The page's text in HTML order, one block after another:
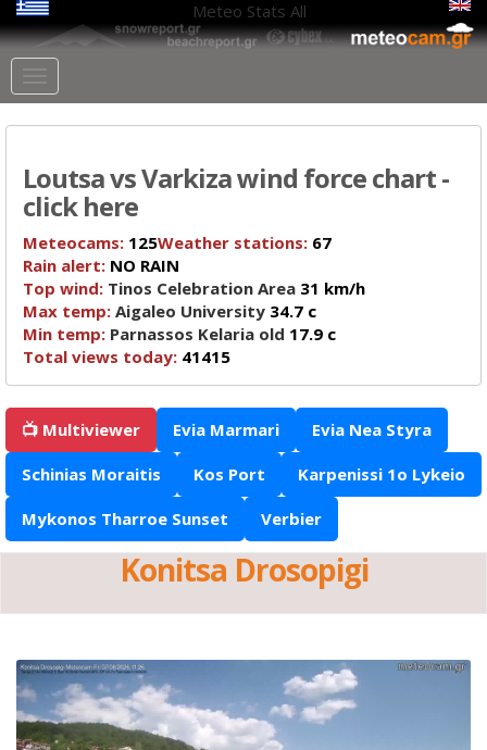
Meteo Stats All
Loutsa vs Varkiza wind force chart -
click here
Meteocams: 125Weather stations: 67
Rain alert: NO RAIN
Top wind: Tinos Celebration Area 31 km/h
Max temp: Aigaleo University 34.7 c
Min temp: Parnassos Kelaria old 17.9 c
Total views today: 41415
📺 Multiviewer Evia Marmari Evia Nea Styra
Schinias Moraitis Kos Port Karpenissi 1o Lykeio
Mykonos Tharroe Sunset Verbier
Konitsa Drosopigi